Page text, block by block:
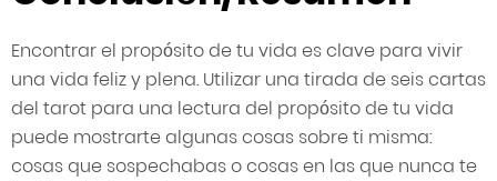
Encontrar el propósito de tu vida es clave para vivir
una vida feliz y plena. Utilizar una tirada de seis cartas
del tarot para una lectura del propósito de tu vida
puede mostrarte algunas cosas sobre ti misma:
cosas que sospechabas o cosas en las que nunca te